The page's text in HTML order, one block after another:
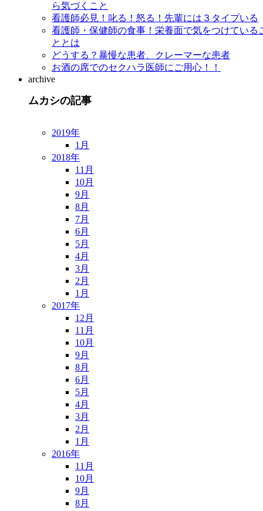
ら気づくこと
看護師必見！叱る！怒る！先輩には３タイプいる
看護師・保健師の食事！栄養面で気をつけている
ととは
どうする？暴慢な患者、クレーマーな患者
お酒の席でのセクハラ医師にご用心！！
archive
ムカシの記事
2019年
1月
2018年
11月
10月
9月
8月
7月
6月
5月
4月
3月
2月
1月
2017年
12月
11月
10月
9月
8月
6月
5月
4月
3月
2月
1月
2016年
11月
10月
9月
8月